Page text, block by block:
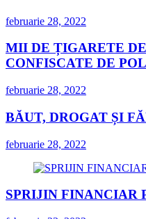
februarie 28, 2022
MII DE ȚIGARETE
CONFISCATE DE
februarie 28, 2022
BĂUT, DROGAT ȘI
februarie 28, 2022
SPRIJIN FINANCIAR